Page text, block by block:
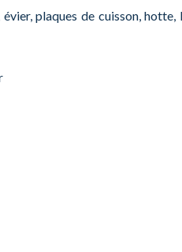
plaques de cuisson, hotte,